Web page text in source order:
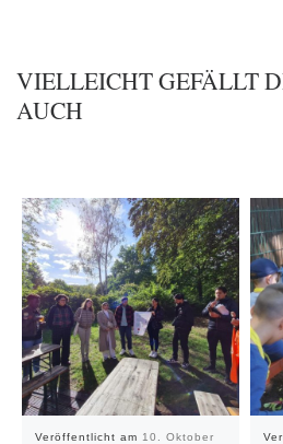
VIELLEICHT GEFÄLLT
AUCH
Veröffentlicht am 10. Oktober